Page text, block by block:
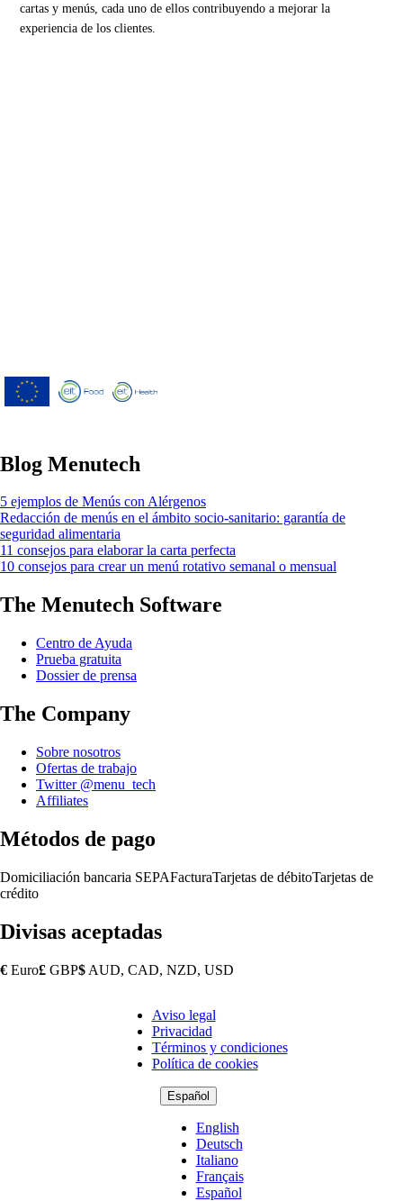
cartas y menús, cada uno de ellos contribuyendo a mejorar la
experiencia de los clientes.
Blog Menutech
5 ejemplos de Menús con Alérgenos
Redacción de menús en el ámbito socio-sanitario: garantía de
seguridad alimentaria
11 consejos para elaborar la carta perfecta
10 consejos para crear un menú rotativo semanal o mensual
The Menutech Software
Centro de Ayuda
Prueba gratuita
Dossier de prensa
The Company
Sobre nosotros
Ofertas de trabajo
Twitter @menu_tech
Affiliates
Métodos de pago
Domiciliación bancaria SEPAFacturaTarjetas de débitoTarjetas de
crédito
Divisas aceptadas
€ Euro£ GBP$ AUD, CAD, NZD, USD
Copyright
Footer
Aviso legal
Privacidad
Términos y condiciones
Política de cookies
Español
English
Deutsch
Italiano
Français
Español